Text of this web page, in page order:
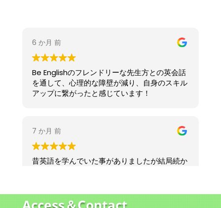
“The moon is so bright tonight!”
（今夜の月、すごく明るいね）
“I could watch the moon all night.”
（一晩中、月を見ていられそう）
（温かい飲み物と月見にぴったりの季節だね）
↑「〜するのにぴったりの〜」という英語表現
は